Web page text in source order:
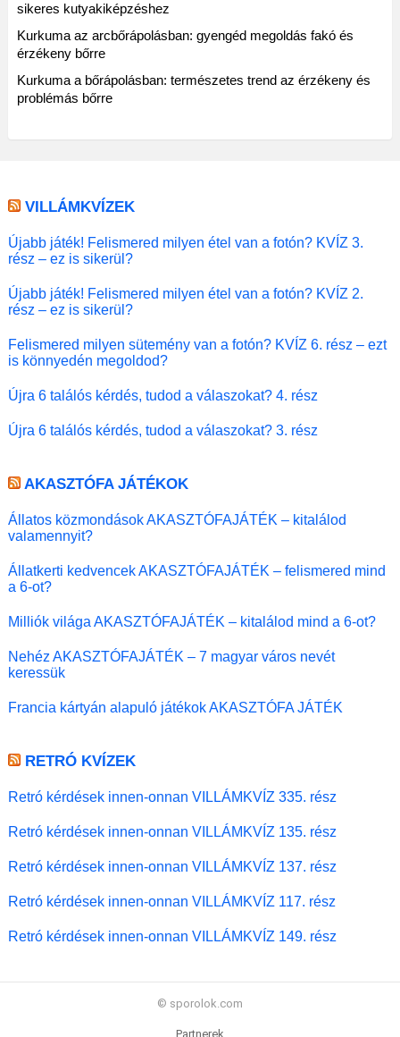
sikeres kutyakiképzéshez
Kurkuma az arcbőrápolásban: gyengéd megoldás fakó és
érzékeny bőrre
Kurkuma a bőrápolásban: természetes trend az érzékeny és
problémás bőrre
VILLÁMKVÍZEK
Újabb játék! Felismered milyen étel van a fotón? KVÍZ 3.
rész – ez is sikerül?
Újabb játék! Felismered milyen étel van a fotón? KVÍZ 2.
rész – ez is sikerül?
Felismered milyen sütemény van a fotón? KVÍZ 6. rész – ezt
is könnyedén megoldod?
Újra 6 találós kérdés, tudod a válaszokat? 4. rész
Újra 6 találós kérdés, tudod a válaszokat? 3. rész
AKASZTÓFA JÁTÉKOK
Állatos közmondások AKASZTÓFAJÁTÉK – kitalálod
valamennyit?
Állatkerti kedvencek AKASZTÓFAJÁTÉK – felismered mind
a 6-ot?
Milliók világa AKASZTÓFAJÁTÉK – kitalálod mind a 6-ot?
Nehéz AKASZTÓFAJÁTÉK – 7 magyar város nevét
keressük
Francia kártyán alapuló játékok AKASZTÓFA JÁTÉK
RETRÓ KVÍZEK
Retró kérdések innen-onnan VILLÁMKVÍZ 335. rész
Retró kérdések innen-onnan VILLÁMKVÍZ 135. rész
Retró kérdések innen-onnan VILLÁMKVÍZ 137. rész
Retró kérdések innen-onnan VILLÁMKVÍZ 117. rész
Retró kérdések innen-onnan VILLÁMKVÍZ 149. rész
© sporolok.com
Partnerek